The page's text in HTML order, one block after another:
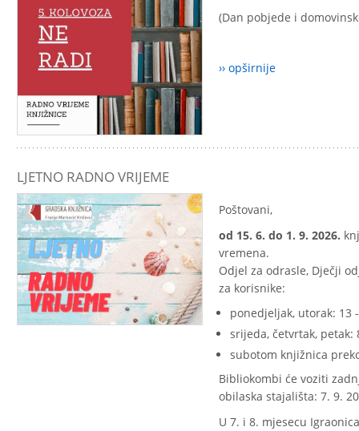
(Dan pobjede i
›› opširnije
LJETNO RADNO VRIJEME
Poštovani,
od 15. 6. do 1. 9. 2026.
vremena.
Odjel za odrasle, Dječji
za korisnike:
ponedjeljak, utorak: 13
srijeda, četvrtak, petak:
subotom knjižnica
Bibliokombi će voziti
obilaska stajališta: 7. 9.
U 7. i 8. mjesecu